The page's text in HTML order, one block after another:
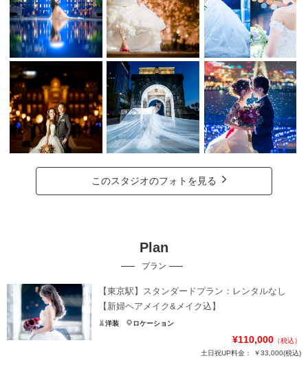
このスタジオのフォトを見る
Plan
プラン
【東京駅】スタンダードプラン：レンタルなし
【新婦ヘアメイク&メイク込】
洋装 ロケーション
¥110,000 （税込）
土日祝UP料金：
￥33,000(税込)